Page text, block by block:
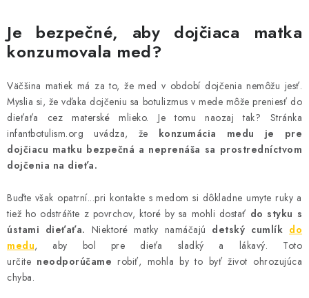
Je bezpečné, aby dojčiaca matka
konzumovala med?
Väčšina matiek má za to, že med v období dojčenia nemôžu jesť.
Myslia si, že vďaka dojčeniu sa botulizmus v mede môže preniesť do
dieťaťa cez materské mlieko. Je tomu naozaj tak? Stránka
infantbotulism.org uvádza, že
konzumácia medu je pre
dojčiacu matku bezpečná a neprenáša sa prostredníctvom
dojčenia na dieťa.
Buďte však opatrní...pri kontakte s medom si dôkladne umyte ruky a
tiež ho odstráňte z povrchov, ktoré by sa mohli dostať do styku s
ústami dieťaťa. Niektoré matky namáčajú detský cumlík do
medu, aby bol pre dieťa sladký a lákavý. Toto
určite neodporúčame robiť, mohla by to byť život ohrozujúca
chyba.